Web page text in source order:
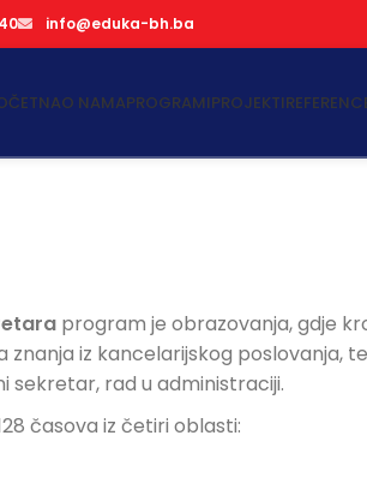
info@eduka-bh.ba
O NAMAPROGRAMIPROJEKTI
program je obrazovanja, gdje
iz kancelarijskog poslovanja,
sekretar, rad u administraciji.
časova iz četiri oblasti: